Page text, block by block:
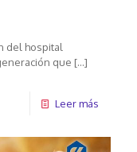
del hospital
que […]
Leer más